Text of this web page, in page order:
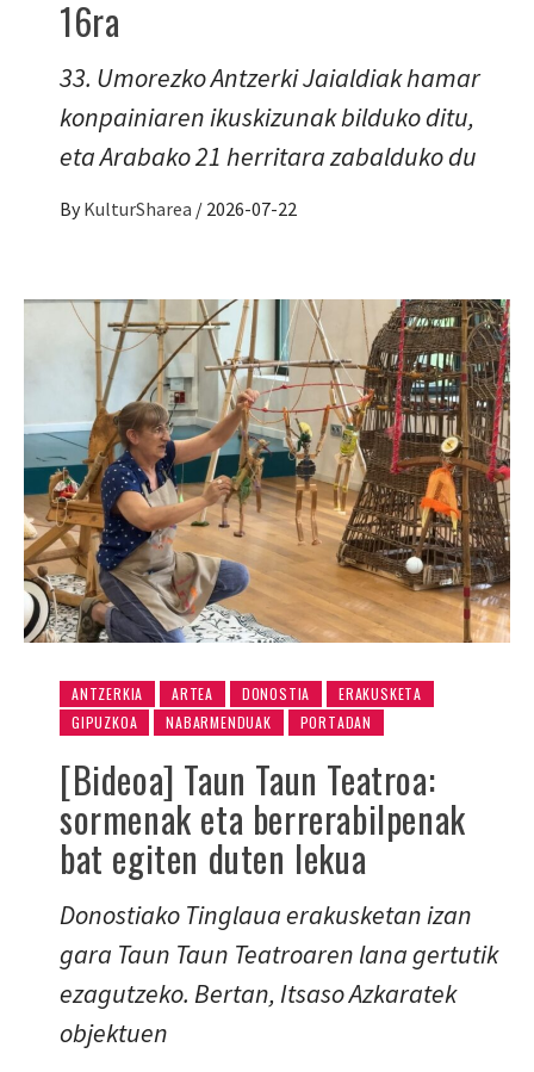
16ra
33. Umorezko Antzerki Jaialdiak hamar
konpainiaren ikuskizunak bilduko ditu,
eta Arabako 21 herritara zabalduko du
By KulturSharea / 2026-07-22
ANTZERKIA ARTEA DONOSTIA
ERAKUSKETA
GIPUZKOA
NABARMENDUAK PORTADAN
[Bideoa] Taun Taun Teatroa:
sormenak eta berrerabilpenak
bat egiten duten lekua
Donostiako Tinglaua erakusketan izan
gara Taun Taun Teatroaren lana gertutik
ezagutzeko. Bertan, Itsaso Azkaratek
objektuen